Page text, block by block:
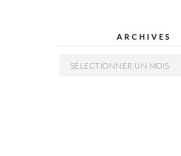
ARCHIVES
Archives